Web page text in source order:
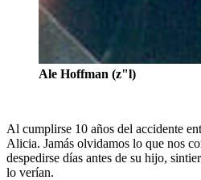
Ale Hoffman (z"l)
Al cumplirse 10 años del accidente
Alicia. Jamás olvidamos lo que nos
despedirse días antes de su hijo,
lo verían.